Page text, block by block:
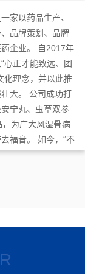
家以药品生产、
品牌策划、品牌
企业。 自2017年
心正才能致远、团
化理念，并以此推
大。 公司成功打
宁丸、虫草双参
为广大风湿骨病
福音。 如今，“不
，成为推动中医药
力量。